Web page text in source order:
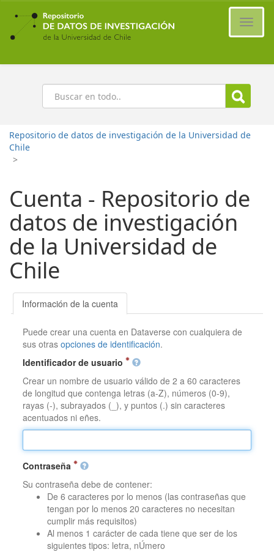
Ir
contenido
principal
Buscar
Repositorio de datos de investigación de la Universidad de
Chile
>
Cuenta - Repositorio de
datos de investigación
de la Universidad de
Chile
Información de la cuenta
Puede crear una cuenta en Dataverse con cualquiera de
sus otrasopciones de identificación.
Identificador de usuario
Crear un nombre de usuario válido de 2 a 60 caracteres
de longitud que contenga letras (a-Z), números (0-9),
rayas (-), subrayados (_), y puntos (.) sin caracteres
acentuados ni eñes.
Contraseña
Su contraseña debe de contener:
De 6 caracteres por lo menos (las contraseñas que
tengan por lo menos 20 caracteres no necesitan
cumplir más requisitos)
Al menos 1 carácter de cada tiene que ser de los
siguientes tipos: letra, nÚmero